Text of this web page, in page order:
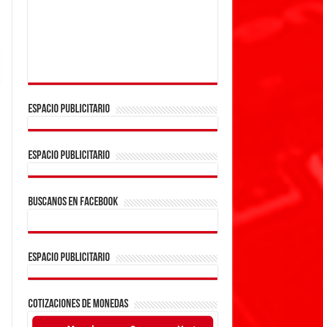
ESPACIO PUBLICITARIO
ESPACIO PUBLICITARIO
BUSCANOS EN FACEBOOK
ESPACIO PUBLICITARIO
COTIZACIONES DE MONEDAS